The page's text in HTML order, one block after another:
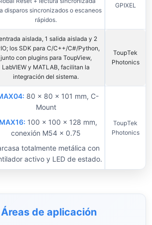
disparos sincronizados o escaneos
rápidos.
GPIXEL
aislada, 1 salida aislada y 2
los SDK para C/C++/C#/Python,
junto con plugins para ToupView,
LabVIEW y MATLAB, facilitan la
integración del sistema.
ToupTek
Photonics
80 × 80 × 101 mm, C-
Mount
100 × 100 × 128 mm,
conexión M54 × 0.75
totalmente metálica con
activo y LED de estado.
ToupTek
Photonics
Áreas de aplicación